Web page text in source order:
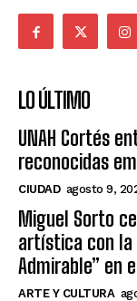
LO ÚLTIMO
UNAH Cortés
reconocidas
CIUDAD agosto 9,
Miguel Sorto
artística con la
Admirable” en
ARTE Y CULTURA